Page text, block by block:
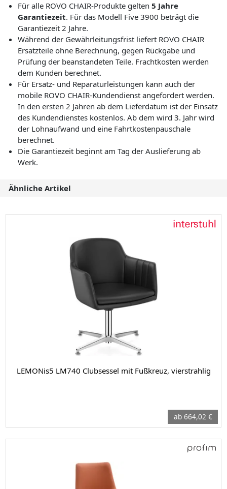
Für alle ROVO CHAIR-Produkte gelten5 Jahre
Garantiezeit. Für das Modell Five 3900 beträgt die
Garantiezeit 2 Jahre.
Während der Gewährleitungsfrist liefert ROVO CHAIR
Ersatzteile ohne Berechnung, gegen Rückgabe und
Prüfung der beanstandeten Teile. Frachtkosten werden
dem Kunden berechnet.
Für Ersatz- und Reparaturleistungen kann auch der
mobile ROVO CHAIR-Kundendienst angefordert werden.
In den ersten 2 Jahren ab dem Lieferdatum ist der Einsatz
des Kundendienstes kostenlos. Ab dem wird 3. Jahr wird
der Lohnaufwand und eine Fahrtkostenpauschale
berechnet.
Die Garantiezeit beginnt am Tag der Auslieferung ab
Werk.
Ähnliche Artikel
LEMONis5 LM740 Clubsessel mit Fußkreuz, vierstrahlig
ab 664,02 €